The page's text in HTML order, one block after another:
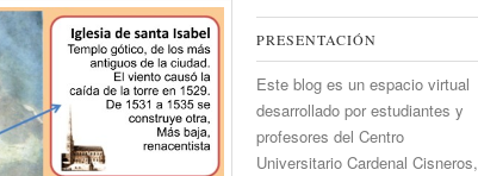
PRESENTACIÓN
Este blog es un espacio virtual
desarrollado por estudiantes y
profesores del Centro
Universitario Cardenal Cisneros,